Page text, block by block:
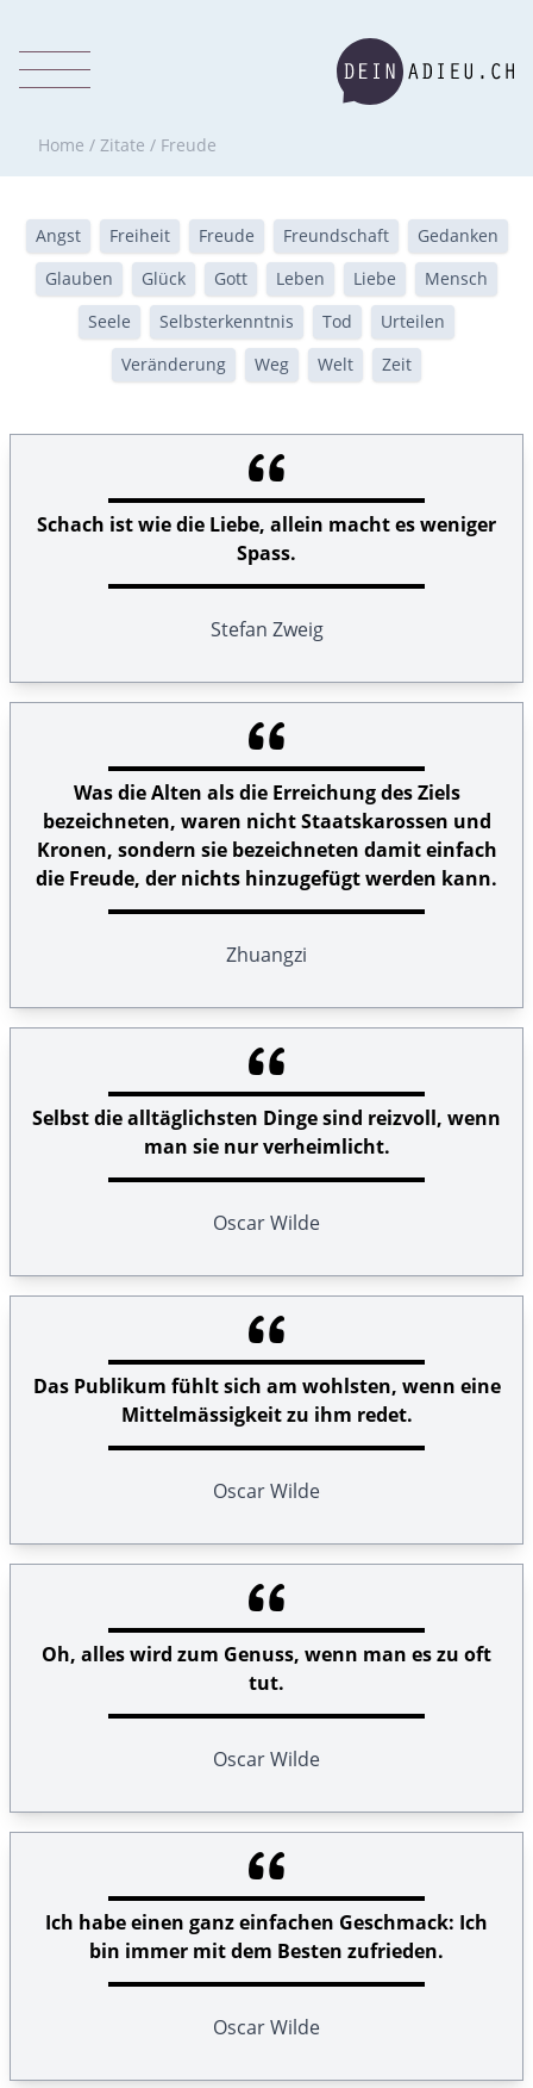
Home / Zitate / Freude
Angst Freiheit Freude Freundschaft
Gedanken
Glauben
Glück Gott Leben Liebe
Mensch
Seele
Selbsterkenntnis Tod
Urteilen
Veränderung
Weg Welt Zeit
Schach ist wie die Liebe, allein macht es weniger
Spass.
Stefan Zweig
Was die Alten als die Erreichung des Ziels
bezeichneten, waren nicht Staatskarossen und
Kronen, sondern sie bezeichneten damit einfach
die Freude, der nichts hinzugefügt werden kann.
Zhuangzi
Selbst die alltäglichsten Dinge sind reizvoll, wenn
man sie nur verheimlicht.
Oscar Wilde
Das Publikum fühlt sich am wohlsten, wenn eine
Mittelmässigkeit zu ihm redet.
Oscar Wilde
Oh, alles wird zum Genuss, wenn man es zu oft
tut.
Oscar Wilde
Ich habe einen ganz einfachen Geschmack: Ich
bin immer mit dem Besten zufrieden.
Oscar Wilde